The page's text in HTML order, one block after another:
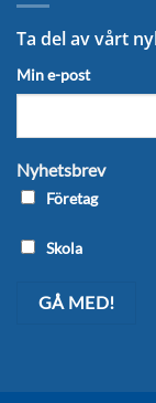
Ta del av vårt
Min e-post
Nyhetsbrev
Företag
Skola